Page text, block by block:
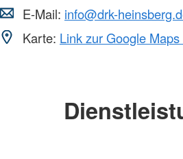
E-Mail: info@drk-
Karte: Link zur Google